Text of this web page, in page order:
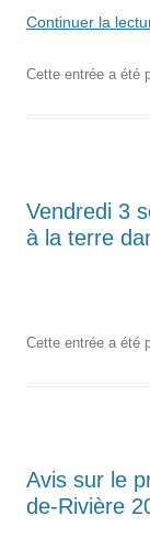
Continuer la
Cette entrée a été
Vendredi 3
à la terre
Cette entrée a été
Avis sur le
de-Rivière